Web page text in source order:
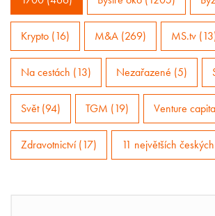
Krypto (16) M&A (269) MS.tv
Na cestách (13) Nezařazené (5)
Svět (94) TGM (19) Venture
Zdravotnictví (17) 11 největších